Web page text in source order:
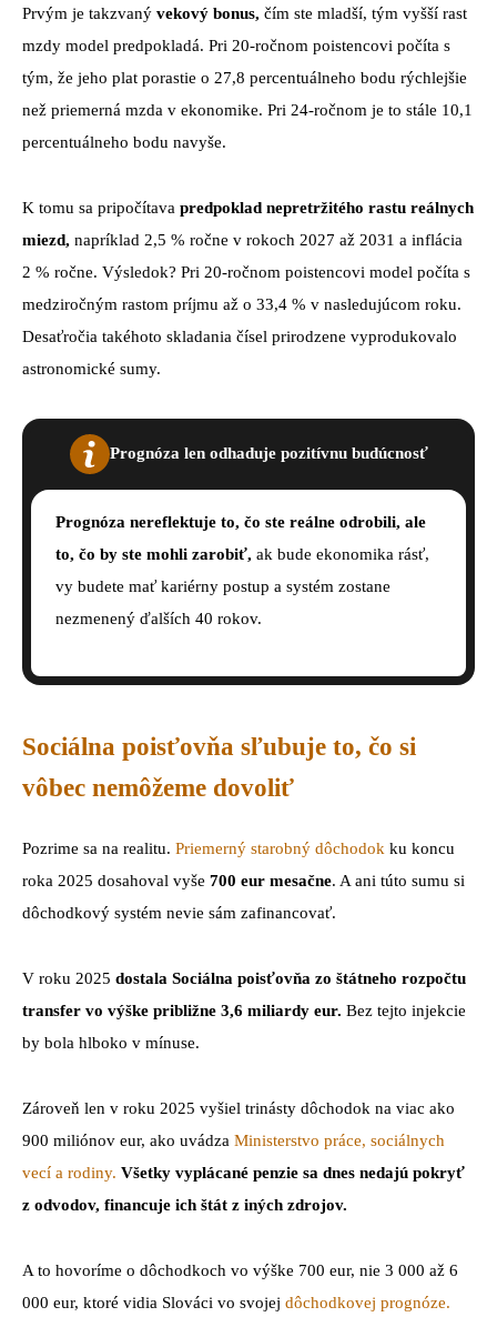
Prvým je takzvaný vekový bonus, čím ste mladší, tým vyšší rast
mzdy model predpokladá. Pri 20-ročnom poistencovi počíta s
tým, že jeho plat porastie o 27,8 percentuálneho bodu rýchlejšie
než priemerná mzda v ekonomike. Pri 24-ročnom je to stále 10,1
percentuálneho bodu navyše.
K tomu sa pripočítava predpoklad nepretržitého rastu reálnych
miezd, napríklad 2,5 % ročne v rokoch 2027 až 2031 a inflácia
2 % ročne. Výsledok? Pri 20-ročnom poistencovi model počíta s
medziročným rastom príjmu až o 33,4 % v nasledujúcom roku.
Desaťročia takéhoto skladania čísel prirodzene vyprodukovalo
astronomické sumy.
Prognóza len odhaduje pozitívnu budúcnosť
Prognóza nereflektuje to, čo ste reálne odrobili, ale
to, čo by ste mohli zarobiť, ak bude ekonomika rásť,
vy budete mať kariérny postup a systém zostane
nezmenený ďalších 40 rokov.
Sociálna poisťovňa sľubuje to, čo si
vôbec nemôžeme dovoliť
Pozrime sa na realitu. Priemerný starobný dôchodok ku koncu
roka 2025 dosahoval vyše 700 eur mesačne. A ani túto sumu si
dôchodkový systém nevie sám zafinancovať.
V roku 2025 dostala Sociálna poisťovňa zo štátneho rozpočtu
transfer vo výške približne 3,6 miliardy eur. Bez tejto injekcie
by bola hlboko v mínuse.
Zároveň len v roku 2025 vyšiel trinásty dôchodok na viac ako
900 miliónov eur, ako uvádza Ministerstvo práce, sociálnych
vecí a rodiny. Všetky vyplácané penzie sa dnes nedajú pokryť
z odvodov, financuje ich štát z iných zdrojov.
A to hovoríme o dôchodkoch vo výške 700 eur, nie 3 000 až 6
000 eur, ktoré vidia Slováci vo svojej dôchodkovej prognóze.